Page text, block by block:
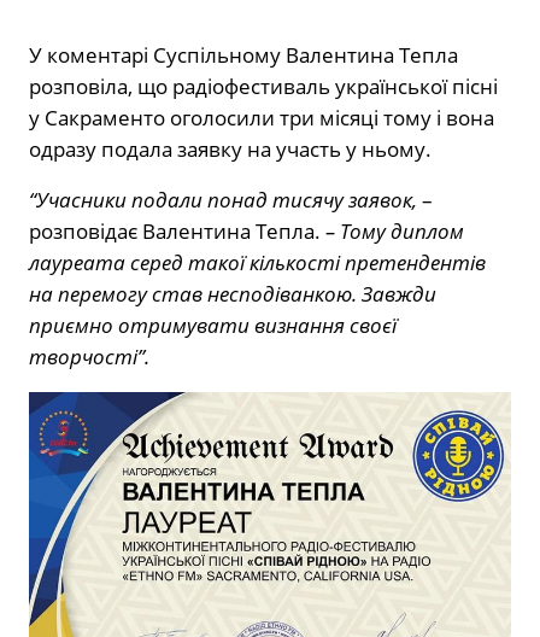
У коментарі Суспільному Валентина Тепла
розповіла, що радіофестиваль української пісні
у Сакраменто оголосили три місяці тому і вона
одразу подала заявку на участь у ньому.
“Учасники подали понад тисячу заявок, –
розповідає Валентина Тепла. – Тому диплом
лауреата серед такої кількості претендентів
на перемогу став несподіванкою. Завжди
приємно отримувати визнання своєї
творчості”.